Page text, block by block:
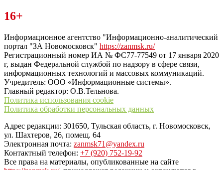
Читайте последние новости дня в Тульской области на сайте
“ЗаНовомосковск”
16+
Информационное агентство "Информационно-аналитический
портал "ЗА Новомосковск" https://zanmsk.ru/
Регистрационный номер ИА № ФС77-77549 от 17 января 2020
г, выдан Федеральной службой по надзору в сфере связи,
информационных технологий и массовых коммуникаций.
Учредитель: ООО «Информационные системы».
Главный редактор: О.В.Тельнова.
Политика использования cookie
Политика обработки персональных данных
Адрес редакции: 301650, Тульская область, г. Новомосковск,
ул. Шахтеров, 26, помещ. 64
Электронная почта: zanmsk71@yandex.ru
Контактный телефон: +7 (920) 752-19-92
Все права на материалы, опубликованные на сайте